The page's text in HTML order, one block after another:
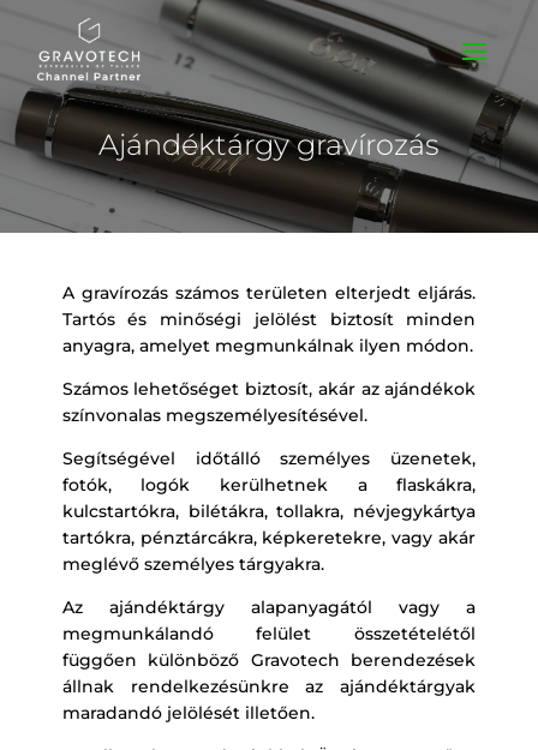
Ajándéktárgy gravírozás
A gravírozás számos területen elterjedt eljárás.
Tartós és minőségi jelölést biztosít minden
anyagra, amelyet megmunkálnak ilyen módon.
Számos lehetőséget biztosít, akár az ajándékok
színvonalas megszemélyesítésével.
Segítségével időtálló személyes üzenetek,
fotók, logók kerülhetnek a flaskákra,
kulcstartókra, bilétákra, tollakra, névjegykártya
tartókra, pénztárcákra, képkeretekre, vagy akár
meglévő személyes tárgyakra.
Az ajándéktárgy alapanyagától vagy a
megmunkálandó felület összetételétől
függően különböző Gravotech berendezések
állnak rendelkezésünkre az ajándéktárgyak
maradandó jelölését illetően.